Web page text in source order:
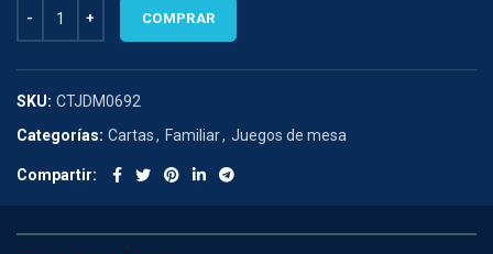
COMPRAR
SKU: CTJDM0692
Categorías: Cartas, Familiar, Juegos de mesa
Compartir